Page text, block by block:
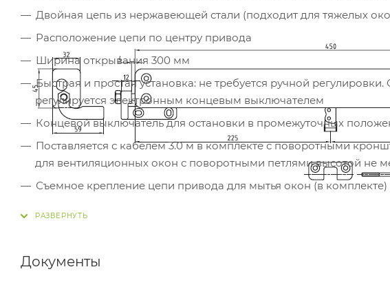
Двойная цепь из нержавеющей стали (подходит для тяжелых
Расположение цепи по центру привода
Ширина открывания 300 мм
Быстрая и простая установка: не требуется ручной
регулируется электронным концевым выключателем
Концевой выключатель для остановки в промежуточных
Поставляется с кабелем 3.0 м в комплекте с поворотными
для вентиляционных окон с поворотными петлями высотой не
Съемное крепление цепи привода для мытья окон (в комплекте)
Документы